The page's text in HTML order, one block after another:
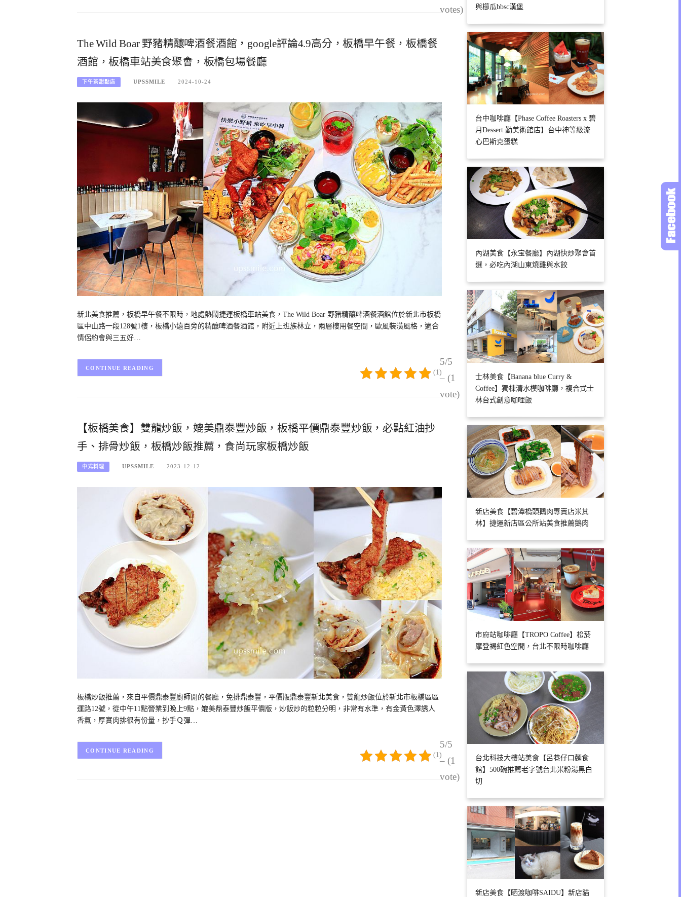
votes)
The Wild Boar 野豬精釀啤酒餐酒館，google評論4.9高分，板橋早午餐，板橋餐
酒館，板橋車站美食聚會，板橋包場餐廳
下午茶甜點店 UPSSMILE 2024-10-24
新北美食推薦，板橋早午餐不限時，地處熱鬧捷運板橋車站美食，The Wild Boar 野豬精釀啤酒餐酒館位於新北市板橋
區中山路一段128號1樓，板橋小遠百旁的精釀啤酒餐酒館，附近上班族林立，兩層樓用餐空間，歐風裝潢風格，適合
情侶約會與三五好…
5/5
– (1
vote)
(1)
CONTINUE READING
【板橋美食】雙龍炒飯，媲美鼎泰豐炒飯，板橋平價鼎泰豐炒飯，必點紅油抄
手、排骨炒飯，板橋炒飯推薦，食尚玩家板橋炒飯
中式料理 UPSSMILE 2023-12-12
板橋炒飯推薦，來自平價鼎泰豐廚師開的餐廳，免排鼎泰豐，平價版鼎泰豐新北美食，雙龍炒飯位於新北市板橋區區
運路12號，從中午11點營業到晚上9點，媲美鼎泰豐炒飯平價版，炒飯炒的粒粒分明，非常有水準，有金黃色澤誘人
香氣，厚實肉排很有份量，抄手Ｑ彈…
5/5
– (1
vote)
(1)
CONTINUE READING
與櫛瓜bbsc漢堡
台中咖啡廳【Phase Coffee Roasters x 碧
月Dessert 勤美術館店】台中神等級流
心巴斯克蛋糕
內湖美食【永宝餐廳】內湖快炒聚會首
選，必吃內湖山東燒雞與水餃
士林美食【Banana blue Curry &
Coffee】獨棟清水模咖啡廳，複合式士
林台式創意咖哩飯
新店美食【碧潭橋頭鵝肉專賣店米其
林】捷運新店區公所站美食推薦鵝肉
市府站咖啡廳【TROPO Coffee】松菸
摩登褐紅色空間，台北不限時咖啡廳
台北科技大樓站美食【呂巷仔口麵食
館】500碗推薦老字號台北米粉湯黑白
切
新店美食【晒渡咖啡SAIDU】新店貓